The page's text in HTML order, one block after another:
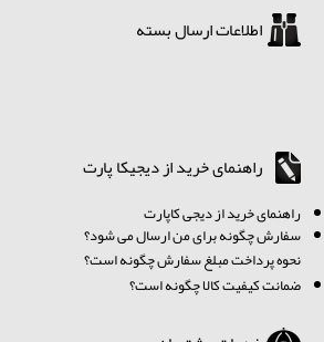
اطلاعات ارسال بسته
راهنمای خرید از دیجیکا پارت
راهنمای خرید از دیجی کاپارت
سفارش چگونه برای من ارسال می شود؟
نحوه پرداخت مبلغ سفارش چگونه است؟
ضمانت کیفیت کالا چگونه است؟